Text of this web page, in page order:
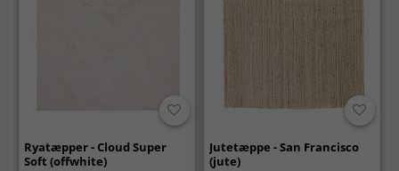
Ryatæpper - Cloud Super
Soft (offwhite)
Jutetæppe - San Francisco
(jute)